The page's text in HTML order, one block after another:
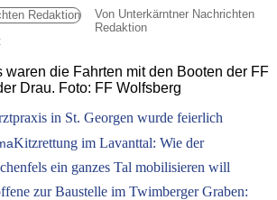
Von Unterkärntner Nachrichten
Redaktion
waren die Fahrten mit den Booten der FF
Drau. Foto: FF Wolfsberg
in St. Georgen wurde feierlich
Kitzrettung im Lavanttal: Wie der
ein ganzes Tal mobilisieren will
zur Baustelle im Twimberger Graben: